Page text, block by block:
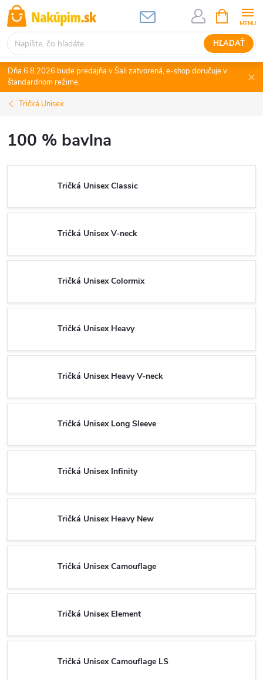
Prejsť
na
obsah
HĽADAŤ
KOŠÍK
Dňa 6.8.2026 bude predajňa v Šali zatvorená, e-shop doručuje v
štandardnom režime.
Tričká Unisex
100 % bavlna
Tričká Unisex Classic
Tričká Unisex V-neck
Tričká Unisex Colormix
Tričká Unisex Heavy
Tričká Unisex Heavy V-neck
Tričká Unisex Long Sleeve
Tričká Unisex Infinity
Tričká Unisex Heavy New
Tričká Unisex Camouflage
Tričká Unisex Element
Tričká Unisex Camouflage LS